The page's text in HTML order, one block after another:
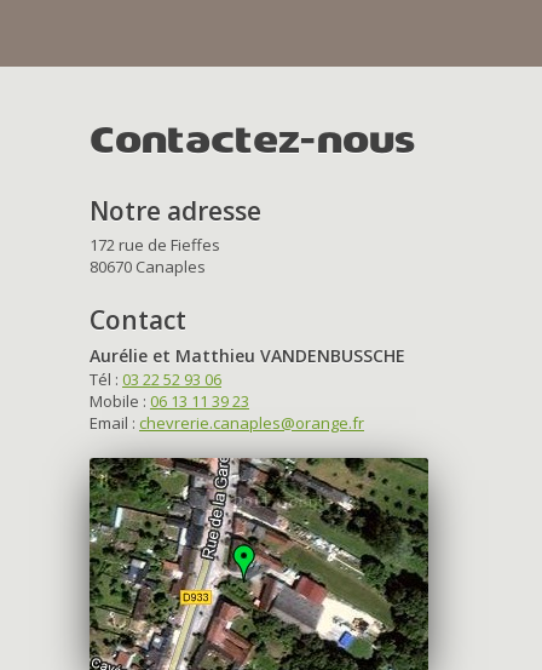
Contactez-nous
Notre adresse
172 rue de Fieffes
80670 Canaples
Contact
Aurélie et Matthieu VANDENBUSSCHE
Tél : 03 22 52 93 06
Mobile : 06 13 11 39 23
Email : chevrerie.canaples@orange.fr